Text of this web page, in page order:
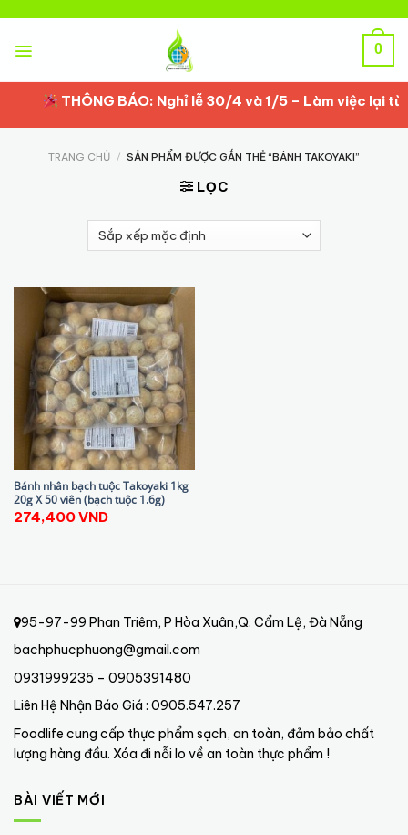
content
0
THÔNG BÁO: Nghỉ lễ 30/4 và 1/5 – Làm việc lại từ
TRANG CHỦ / SẢN PHẨM ĐƯỢC GẮN THẺ “BÁNH TAKOYAKI”
LỌC
Bánh nhân bạch tuộc Takoyaki 1kg
20g X 50 viên (bạch tuộc 1.6g)
274,400VND
95-97-99 Phan Triêm, P Hòa Xuân,Q. Cẩm Lệ, Đà Nẵng
bachphucphuong@gmail.com
0931999235 – 0905391480
Liên Hệ Nhận Báo Giá : 0905.547.257
Foodlife cung cấp thực phẩm sạch, an toàn, đảm bảo chất
lượng hàng đầu. Xóa đi nỗi lo về an toàn thực phẩm !
BÀI VIẾT MỚI